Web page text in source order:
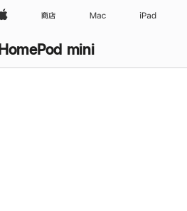
Apple 商店 Mac iPad
HomePod mini